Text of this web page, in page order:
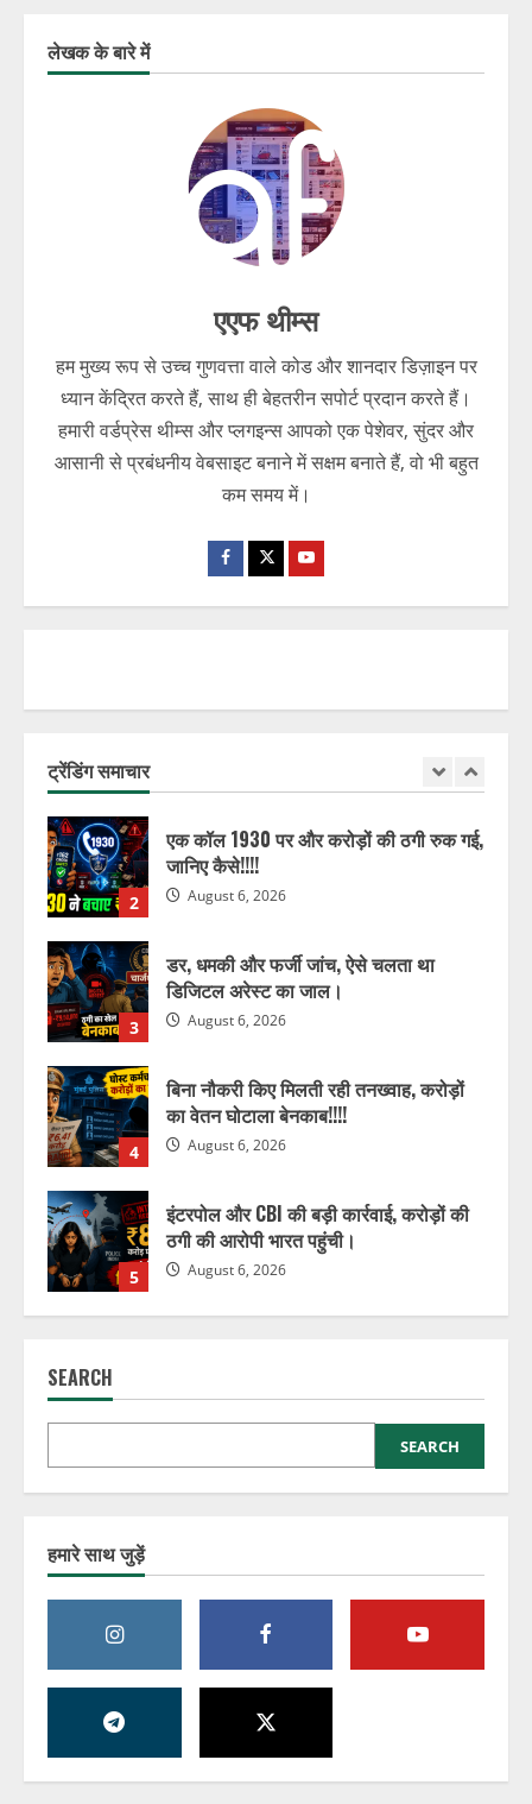
लेखक के बारे में
एएफ थीम्स
हम मुख्य रूप से उच्च गुणवत्ता वाले कोड और शानदार डिज़ाइन पर
ध्यान केंद्रित करते हैं, साथ ही बेहतरीन सपोर्ट प्रदान करते हैं।
हमारी वर्डप्रेस थीम्स और प्लगइन्स आपको एक पेशेवर, सुंदर और
आसानी से प्रबंधनीय वेबसाइट बनाने में सक्षम बनाते हैं, वो भी बहुत
कम समय में।
ट्रेंडिंग समाचार
एक कॉल 1930 पर और करोड़ों की ठगी रुक गई,
जानिए कैसे!!!!
August 6, 2026
3
डर, धमकी और फर्जी जांच, ऐसे चलता था
डिजिटल अरेस्ट का जाल।
August 6, 2026
बिना नौकरी किए मिलती रही तनख्वाह, करोड़ों
का वेतन घोटाला बेनकाब!!!!
ठगी की आरोपी भारत पहुंची।
1
डिजिटल गिरफ्तारी का डर दिखाकर बुजुर्ग से ठगों
2
एक कॉल 1930 पर और करोड़ों की ठगी रुक गई,
जानिए कैसे!!!!
August 6, 2026
3
डर, धमकी और फर्जी जांच, ऐसे चलता था
डिजिटल अरेस्ट का जाल।
August 6, 2026
4
बिना नौकरी किए मिलती रही तनख्वाह, करोड़ों
का वेतन घोटाला बेनकाब!!!!
August 6, 2026
5
इंटरपोल और CBI की बड़ी कार्रवाई, करोड़ों की
ठगी की आरोपी भारत पहुंची।
August 6, 2026
1 August 6, 2026
एक कॉल 1930 पर और करोड़ों की ठगी रुक गई,
जानिए कैसे!!!!
August 6, 2026
4
बिना नौकरी किए मिलती रही तनख्वाह, करोड़ों
का वेतन घोटाला बेनकाब!!!!
SEARCH
SEARCH
हमारे साथ जुड़ें